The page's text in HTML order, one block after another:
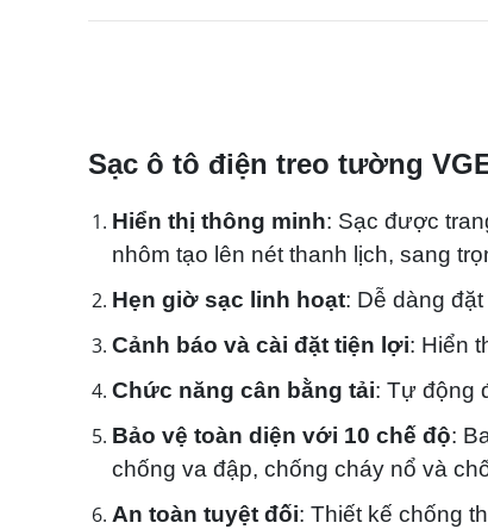
Sạc ô tô điện treo tường
Hiển thị thông minh: Sạc được
nhôm tạo lên nét thanh lịch, sang
Hẹn giờ sạc linh hoạt: Dễ dàng
Cảnh báo và cài đặt tiện lợi: Hiển
Chức năng cân bằng tải: Tự động
Bảo vệ toàn diện với 10 chế độ:
chống va đập, chống cháy nổ và
An toàn tuyệt đối: Thiết kế chống